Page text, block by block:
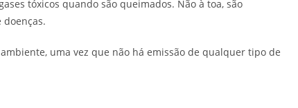
tóxicos quando são queimados. Não à toa, são
uma vez que não há emissão de qualquer tipo de